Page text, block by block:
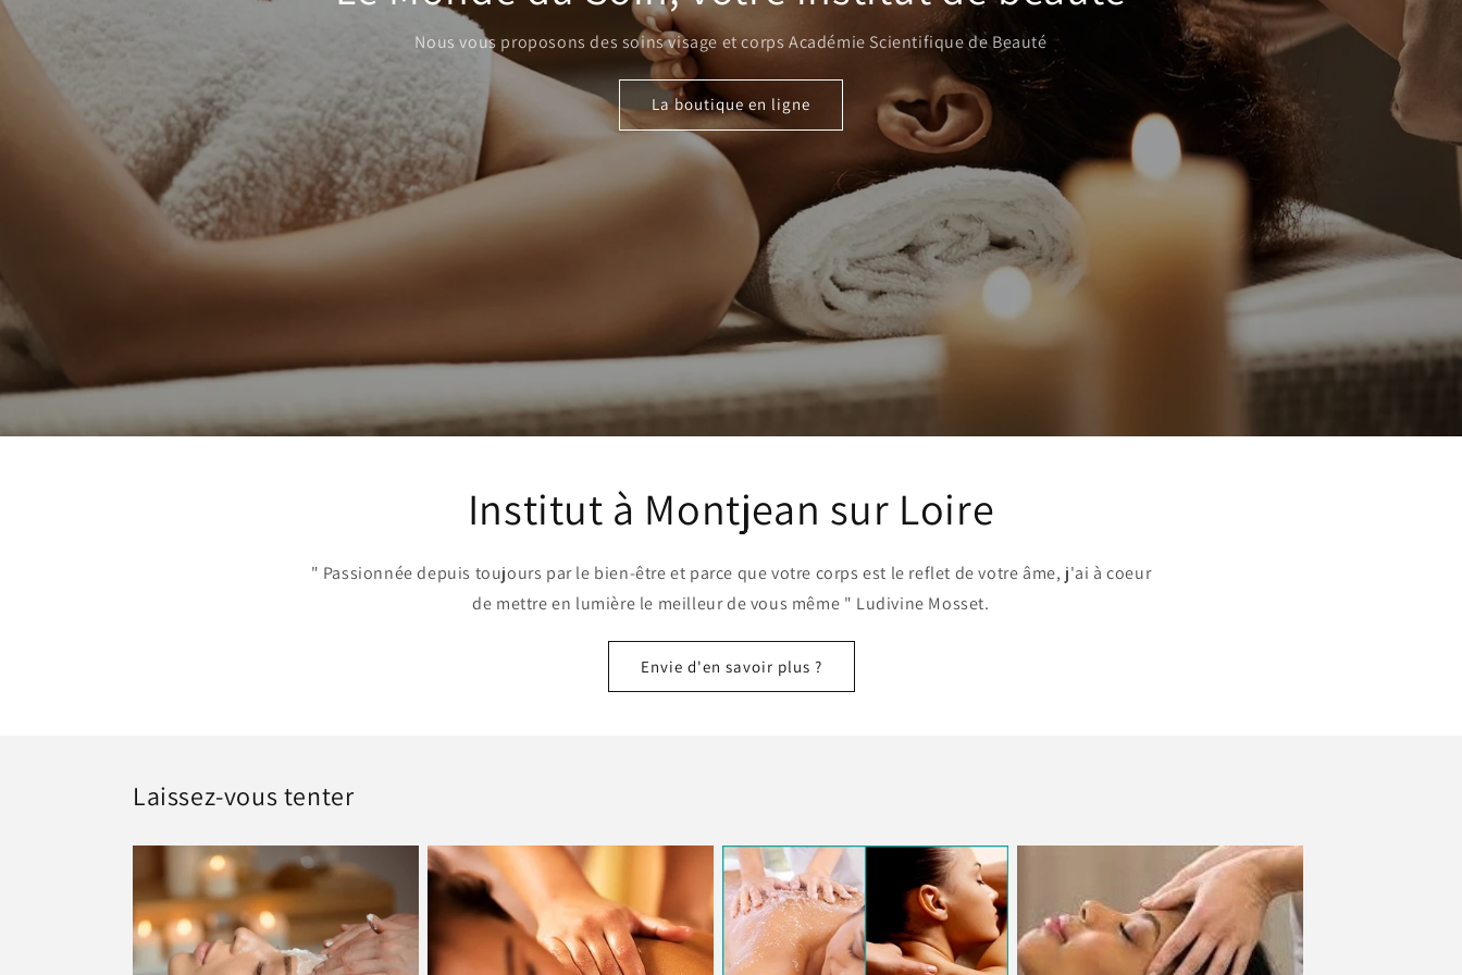
Nous vous proposons des soins visage et corps Académie Scientifique de Beauté
La boutique en ligne
Institut à Montjean sur Loire
" Passionnée depuis toujours par le bien-être et parce que votre corps est le reflet de votre âme, j'ai à coeur
de mettre en lumière le meilleur de vous même " Ludivine Mosset.
Envie d'en savoir plus ?
Laissez-vous tenter